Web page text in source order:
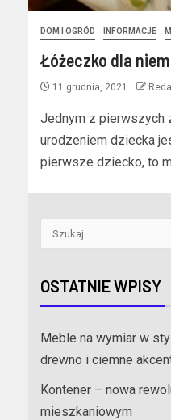
DOM I OGRÓD INFORMACJE
Łóżeczko dla
11 grudnia, 2021
Jednym z pierwszych
urodzeniem dziecka
pierwsze dziecko, to
OSTATNIE WPISY
Meble na wymiar w
drewno i ciemne
Kontener – nowa
mieszkaniowym